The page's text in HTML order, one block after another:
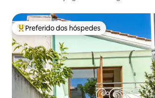
Entre os melhores preferidos dos hóspedes
Preferido dos hóspedes